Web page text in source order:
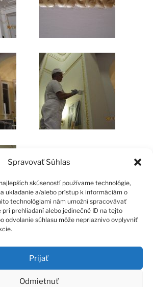
Spravovať Súhlas
skúseností používame technológie,
ukladanie a/alebo prístup k informáciám o
technológiami nám umožní spracovávať
pri prehliadaní alebo jedinečné ID na tejto
odvolanie súhlasu môže nepriaznivo ovplyvniť
Prijať
Odmietnuť
Zásady